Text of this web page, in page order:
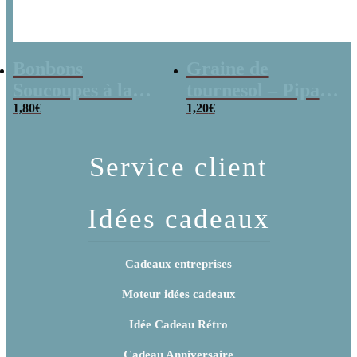
poudre (x20)
1,80€
x 3
1,20€
Service client
Idées cadeaux
Cadeaux entreprises
Moteur idées cadeaux
Idée Cadeau Rétro